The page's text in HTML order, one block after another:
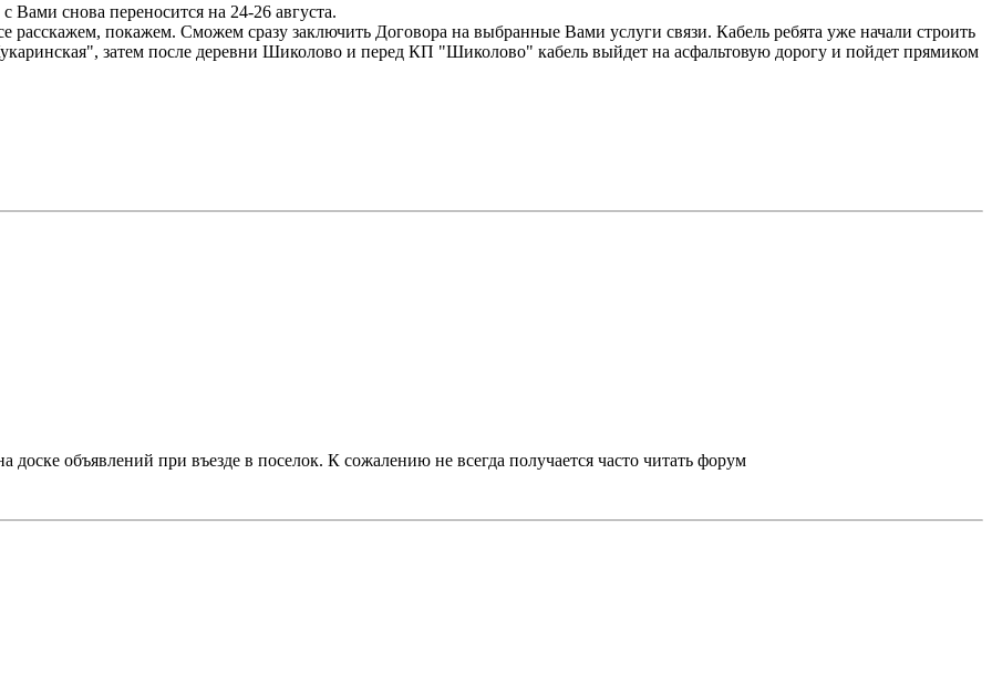
снова переносится на 24-26 августа.
расскажем, покажем. Сможем сразу заключить Договора на выбранные Вами услуги связи. Кабель ребята уже начали строить
затем после деревни Шиколово и перед КП "Шиколово" кабель выйдет на асфальтовую дорогу и пойдет прямиком
объявлений при въезде в поселок. К сожалению не всегда получается часто читать форум